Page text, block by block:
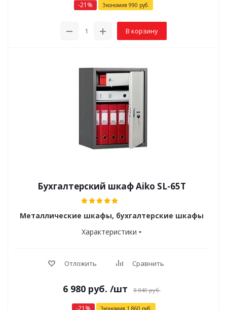
-21 % Экономия 990 руб.
В корзину
Бухгалтерский шкаф Aiko SL-65Т
Металлические шкафы, бухгалтерские шкафы
Характеристики
Отложить Сравнить
6 980руб. /шт 8 840руб.